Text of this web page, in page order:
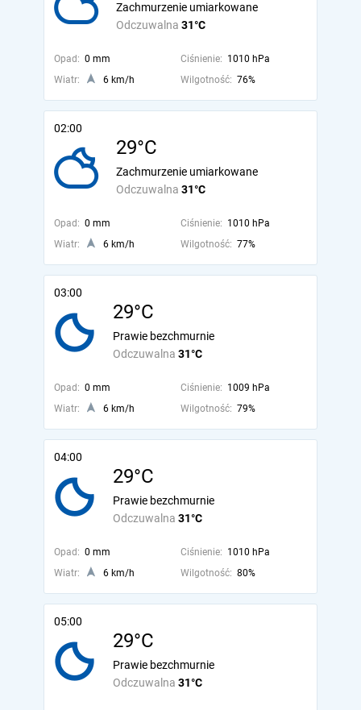
Odczuwalna 31°C
Zachmurzenie umiarkowane
Opad: 0 mm Ciśnienie: 1010 hPa
Wiatr:
6 km/h Wilgotność: 76%
02:00
29°C
Odczuwalna 31°C
Zachmurzenie umiarkowane
Opad: 0 mm Ciśnienie: 1010 hPa
Wiatr:
6 km/h Wilgotność: 77%
03:00
29°C
Odczuwalna 31°C
Prawie bezchmurnie
Opad: 0 mm Ciśnienie: 1009 hPa
Wiatr:
6 km/h Wilgotność: 79%
04:00
29°C
Odczuwalna 31°C
Prawie bezchmurnie
Opad: 0 mm Ciśnienie: 1010 hPa
Wiatr:
6 km/h Wilgotność: 80%
05:00
29°C
Odczuwalna 31°C
Prawie bezchmurnie